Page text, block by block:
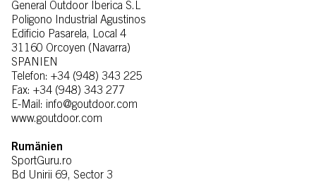
General Outdoor Iberica S.L
Poligono Industrial Agustinos
Edificio Pasarela, Local 4
31160 Orcoyen (Navarra)
SPANIEN
Telefon: +34 (948) 343 225
Fax: +34 (948) 343 277
E-Mail: info@goutdoor.com
www.goutdoor.com
Rumänien
SportGuru.ro
Bd Unirii 69, Sector 3